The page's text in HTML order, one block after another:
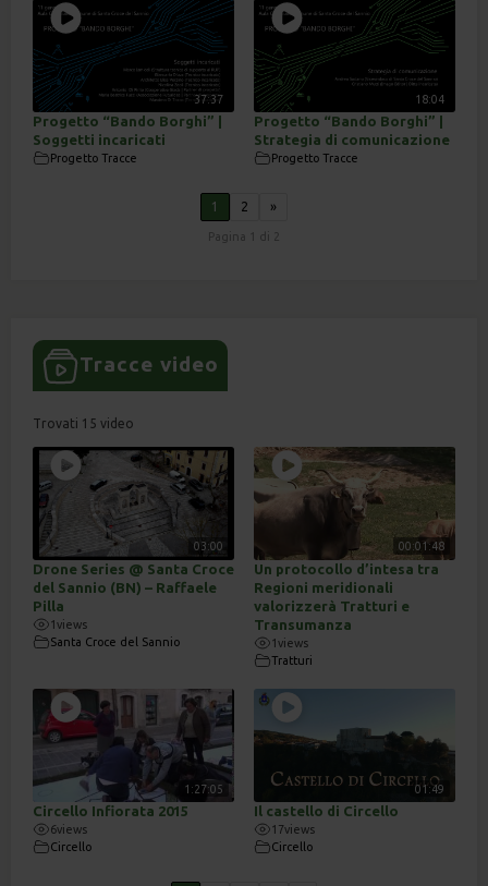
37:37
Progetto “Bando Borghi” |
Soggetti incaricati
Progetto Tracce
18:04
Progetto “Bando Borghi” |
Strategia di comunicazione
Progetto Tracce
1 2 »
Pagina 1 di 2
Tracce video
Trovati 15 video
03:00
Drone Series @ Santa Croce
del Sannio (BN) – Raffaele
Pilla
1views
Santa Croce del Sannio
00:01:48
Un protocollo d’intesa tra
Regioni meridionali
valorizzerà Tratturi e
Transumanza
1views
Tratturi
1:27:05
Circello Infiorata 2015
6views
Circello
01:49
Il castello di Circello
17views
Circello